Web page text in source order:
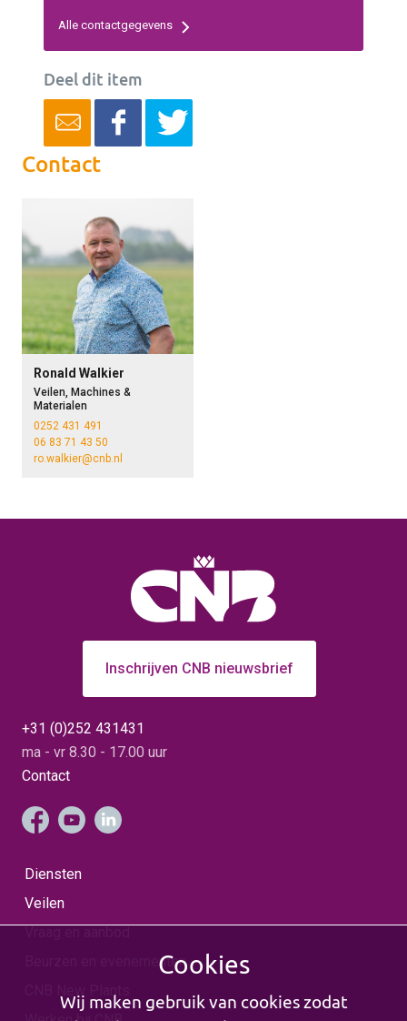
Alle contactgegevens
Deel dit item
Contact
Ronald Walkier
Veilen, Machines &
Materialen
0252 431 491
06 83 71 43 50
ro.walkier@cnb.nl
Inschrijven CNB nieuwsbrief
+31 (0)252 431431
ma - vr 8.30 - 17.00 uur
Contact
Diensten
Veilen
Beurzen en evenementenCookies
Wij maken gebruik van cookies zodat